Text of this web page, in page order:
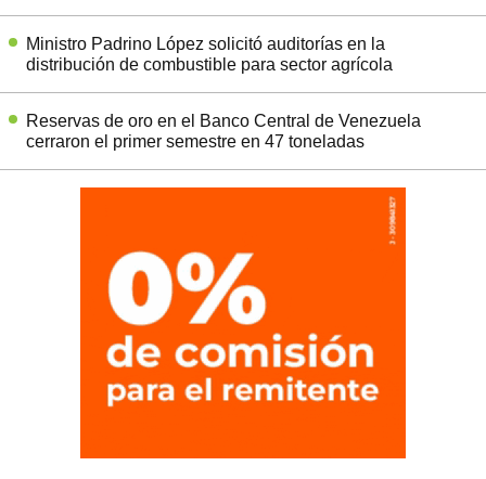
Ministro Padrino López solicitó auditorías en la
distribución de combustible para sector agrícola
Reservas de oro en el Banco Central de Venezuela
cerraron el primer semestre en 47 toneladas